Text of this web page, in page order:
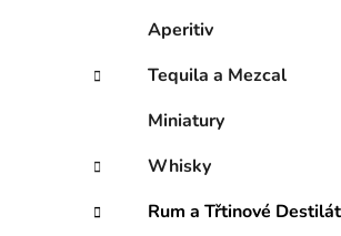
Aperitiv
Tequila a Mezcal
Miniatury
Whisky
Rum a Třtinové